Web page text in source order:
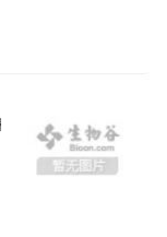
尼推荐